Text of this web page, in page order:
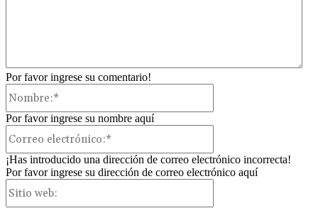
Por favor ingrese su comentario!
Por favor ingrese su nombre aquí
¡Has introducido una dirección de correo electrónico incorrecta!
Por favor ingrese su dirección de correo electrónico aquí